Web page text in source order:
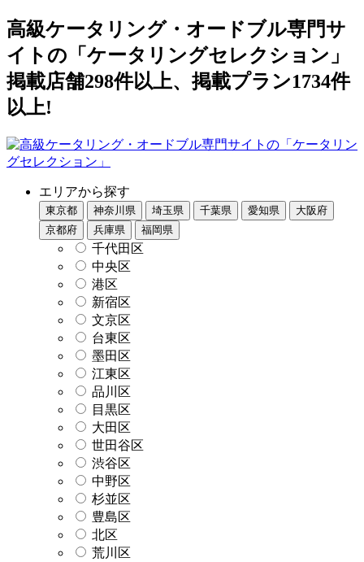
高級ケータリング・オードブル専門サ
イトの「ケータリングセレクション」
掲載店舗298件以上、掲載プラン1734件
以上!
エリアから探す
東京都 神奈川県 埼玉県 千葉県 愛知県
大阪府
京都府
兵庫県 福岡県
千代田区
中央区
港区
新宿区
文京区
台東区
墨田区
江東区
品川区
目黒区
大田区
世田谷区
渋谷区
中野区
杉並区
豊島区
北区
荒川区